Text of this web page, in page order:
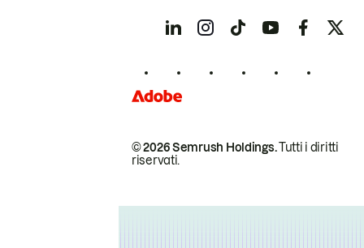
© 2026 Semrush Holdings.Tutti i diritti
riservati.